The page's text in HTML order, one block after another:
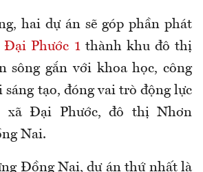
hai dự án sẽ góp phần phát
Đại Phước 1 thành khu đô thị
sông gắn với khoa học, công
sáng tạo, đóng vai trò động lực
xã Đại Phước, đô thị Nhơn
Nai.
Đồng Nai, dự án thứ nhất là